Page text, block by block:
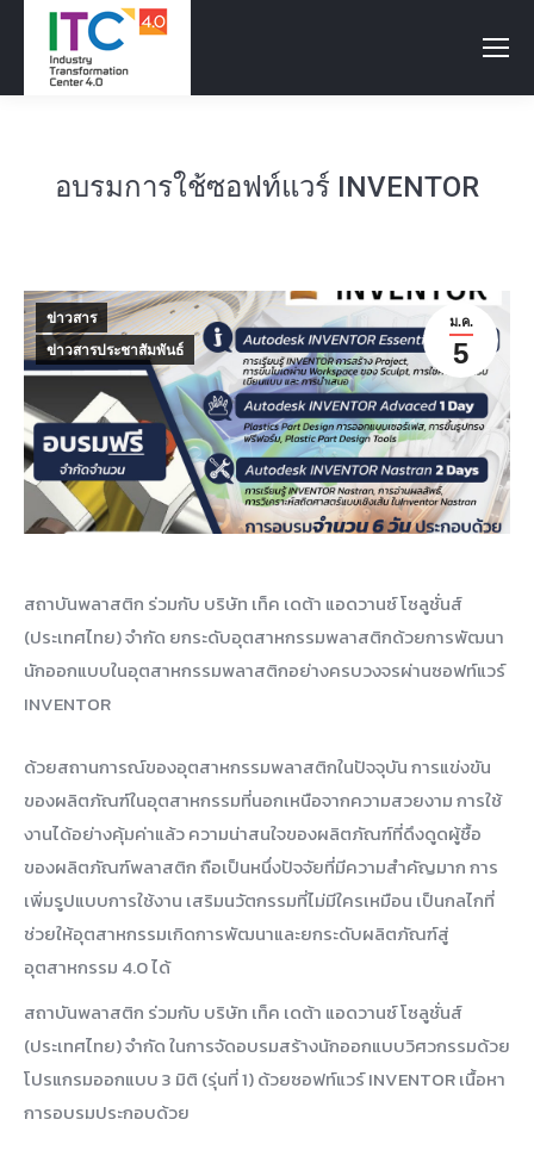
อบรมการใช้ซอฟท์แวร์ INVENTOR
ม.ค.
5
ข่าวสาร
ข่าวสารประชาสัมพันธ์
สถาบันพลาสติก ร่วมกับ บริษัท เท็ค เดต้า แอดวานซ์ โซลูชั่นส์
(ประเทศไทย) จำกัด ยกระดับอุตสาหกรรมพลาสติกด้วยการพัฒนา
นักออกแบบในอุตสาหกรรมพลาสติกอย่างครบวงจรผ่านซอฟท์แวร์
INVENTOR
ด้วยสถานการณ์ของอุตสาหกรรมพลาสติกในปัจจุบัน การแข่งขัน
ของผลิตภัณฑ์ในอุตสาหกรรมที่นอกเหนือจากความสวยงาม การใช้
งานได้อย่างคุ้มค่าแล้ว ความน่าสนใจของผลิตภัณฑ์ที่ดึงดูดผู้ชื้อ
ของผลิตภัณฑ์พลาสติก ถือเป็นหนึ่งปัจจัยที่มีความสำคัญมาก การ
เพิ่มรูปแบบการใช้งาน เสริมนวัตกรรมที่ไม่มีใครเหมือน เป็นกลไกที่
ช่วยให้อุตสาหกรรมเกิดการพัฒนาและยกระดับผลิตภัณฑ์สู่
อุตสาหกรรม 4.0 ได้
สถาบันพลาสติก ร่วมกับ บริษัท เท็ค เดต้า แอดวานซ์ โซลูชั่นส์
(ประเทศไทย) จำกัด ในการจัดอบรมสร้างนักออกแบบวิศวกรรมด้วย
โปรแกรมออกแบบ 3 มิติ (รุ่นที่ 1) ด้วยซอฟท์แวร์ INVENTOR เนื้อหา
การอบรมประกอบด้วย